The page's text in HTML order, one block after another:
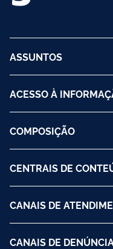
ASSUNTOS
ACESSO À
COMPOSIÇÃO
CENTRAIS DE
CANAIS DE
CANAIS DE